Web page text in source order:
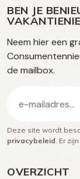
OVERZICHT
op
social
media
op
Facebook
op
TikTok
BEN JE
Neem hier een
de mailbox.
mailadres
(Vereist)
Deze site wordt
privacybeleid . Er zijn